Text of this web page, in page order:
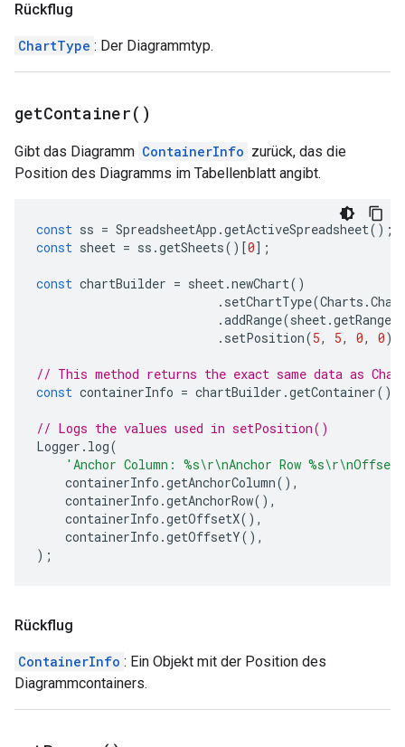
Rückflug
ChartType : Der Diagrammtyp.
getContainer( )
Gibt das Diagramm ContainerInfo zurück, das die
Position des Diagramms im Tabellenblatt angibt.
const ss = SpreadsheetApp .getActiveSpreadsheet();
const sheet = ss .getSheets()[0];
const chartBuilder = sheet.newChart()
. setChartType(Charts .
.addRange(sheet.getRange
. setPosition(5, 5, 0, 0);
// This method returns the exact same data as
const containerInfo = chartBuilder .getContainer();
// Logs the values used in setPosition()
Logger . log(
'Anchor Column: %s\r\nAnchor Row
containerInfo .getAnchorColumn(),
containerInfo .getAnchorRow(),
containerInfo .getOffsetX(),
containerInfo .getOffsetY(),
);
Rückflug
ContainerInfo : Ein Objekt mit der Position des
Diagrammcontainers.